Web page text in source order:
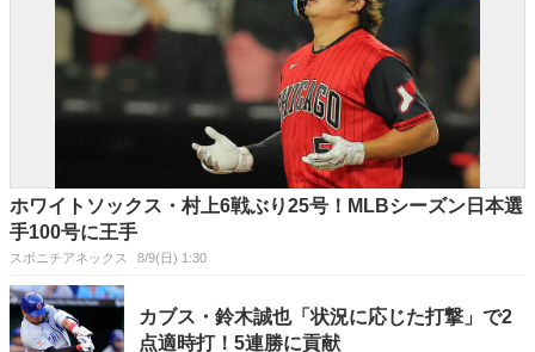
ホワイトソックス・村上6戦ぶり25号！MLBシーズン日本選
手100号に王手
スポニチアネックス 8/9(日) 1:30
カブス・鈴木誠也「状況に応じた打撃」で2
点適時打！5連勝に貢献